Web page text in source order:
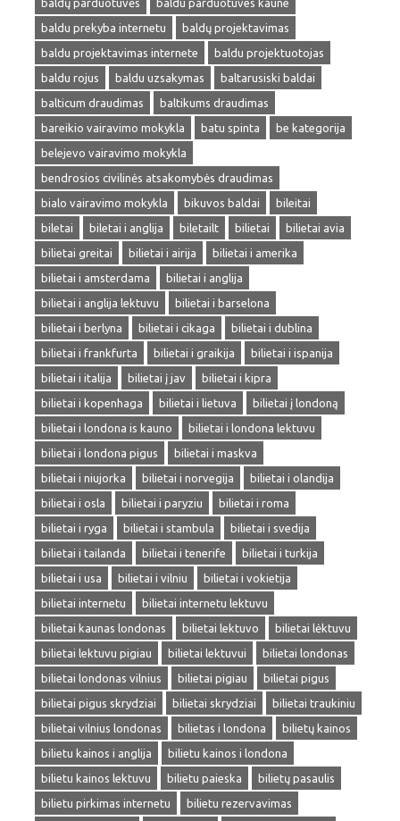
baldų parduotuvės
baldu parduotuves kaune
baldu prekyba internetu
baldų projektavimas
baldu projektavimas internete
baldu projektuotojas
baldu rojus
baldu uzsakymas
baltarusiski baldai
balticum draudimas
baltikums draudimas
bareikio vairavimo mokykla
batu spinta
be kategorija
belejevo vairavimo mokykla
bendrosios civilinės atsakomybės draudimas
bialo vairavimo mokykla
bikuvos baldai
bileitai
biletai
biletai i anglija biletailt bilietai
bilietai avia
bilietai greitai
bilietai i airija
bilietai i amerika
bilietai i amsterdama
bilietai i anglija
bilietai i anglija lektuvu
bilietai i barselona
bilietai i berlyna
bilietai i cikaga
bilietai i dublina
bilietai i frankfurta
bilietai i graikija
bilietai i ispanija
bilietai i italija
bilietai į jav
bilietai i kipra
bilietai i kopenhaga
bilietai i lietuva
bilietai į londoną
bilietai i londona is kauno
bilietai i londona lektuvu
bilietai i londona pigus
bilietai i maskva
bilietai i niujorka
bilietai i norvegija
bilietai i olandija
bilietai i osla
bilietai i paryziu
bilietai i roma
bilietai i ryga
bilietai i stambula
bilietai i svedija
bilietai i tailanda
bilietai i tenerife
bilietai i turkija
bilietai i usa
bilietai i vilniu
bilietai i vokietija
bilietai internetu
bilietai internetu lektuvu
bilietai kaunas londonas
bilietai lektuvo
bilietai lėktuvu
bilietai lektuvu pigiau
bilietai lektuvui
bilietai londonas
bilietai londonas vilnius
bilietai pigiau
bilietai pigus
bilietai pigus skrydziai
bilietai skrydziai
bilietai traukiniu
bilietai vilnius londonas
bilietas i londona
bilietų kainos
bilietu kainos i anglija
bilietu kainos i londona
bilietu kainos lektuvu
bilietu paieska
bilietų pasaulis
bilietu pirkimas internetu
bilietu rezervavimas